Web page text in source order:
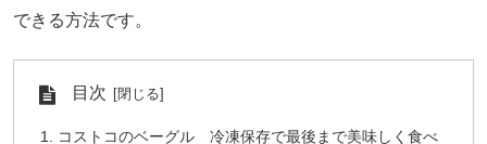
できる方法です。
目次
コストコのベーグル 冷凍保存で最後まで美味しく食べ